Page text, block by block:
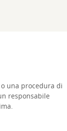
una procedura di
responsabile